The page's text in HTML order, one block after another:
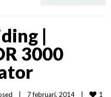
|
3000
7 februari, 2014 1